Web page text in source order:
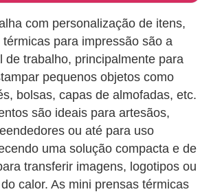
com personalização de itens,
para impressão são a
de trabalho, principalmente para
pequenos objetos como
bolsas, capas de almofadas, etc.
são ideais para artesãos,
ou até para uso
uma solução compacta e de
transferir imagens, logotipos ou
calor. As mini prensas térmicas